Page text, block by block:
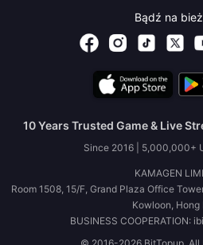
Bądź na
10 Years Trusted Game & Live
Since 2016 | 5,000,000+
KAMAGEN
Room 1508, 15/F, Grand Plaza Office
Kowloon, Hong
BUSINESS COOPERATION: